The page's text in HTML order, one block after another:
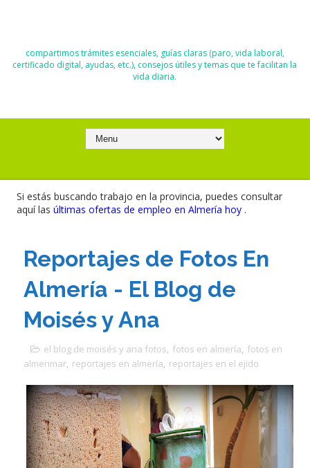
compartimos trámites esenciales, guías claras (paro, vida laboral,
certificado digital, ayudas, etc.), consejos útiles y temas que te facilitan la
vida diaria.
Si estás buscando trabajo en la provincia, puedes consultar
aquí las últimas ofertas de empleo en Almería hoy .
Reportajes de Fotos En
Almería - El Blog de
Moisés y Ana
el blog de moisés y ana fotos, fotos en almería, fotos en
almerimar, reportajes en almería, reportajes en el ejido